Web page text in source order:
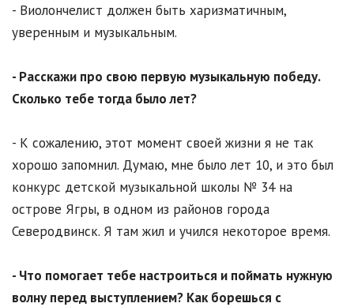
- Виолончелист должен быть харизматичным,
уверенным и музыкальным.
- Расскажи про свою первую музыкальную победу.
Сколько тебе тогда было лет?
- К сожалению, этот момент своей жизни я не так
хорошо запомнил. Думаю, мне было лет 10, и это был
конкурс детской музыкальной школы № 34 на
острове Ягры, в одном из районов города
Северодвинск. Я там жил и учился некоторое время.
- Что помогает тебе настроиться и поймать нужную
волну перед выступлением? Как борешься с